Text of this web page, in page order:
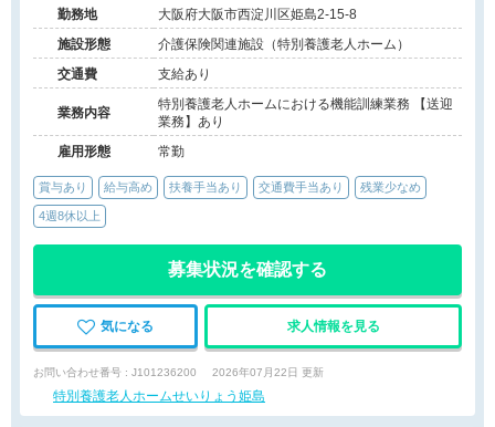
勤務地
大阪府大阪市西淀川区姫島2-15-8
施設形態
介護保険関連施設（特別養護老人ホーム）
交通費
支給あり
業務内容
特別養護老人ホームにおける機能訓練業務 【送迎
業務】あり
雇用形態
常勤
賞与あり 給与高め 扶養手当あり 交通費手当あり 残業少なめ
4週8休以上
募集状況を確認する
気になる 求人情報を見る
お問い合わせ番号 : J101236200 2026年07月22日 更新
特別養護老人ホームせいりょう姫島